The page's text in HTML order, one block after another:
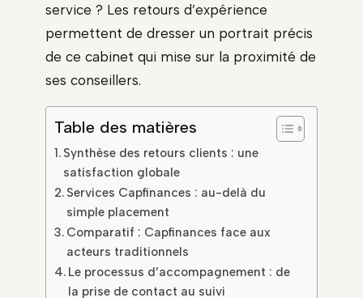
service ? Les retours d’expérience
permettent de dresser un portrait précis
de ce cabinet qui mise sur la proximité de
ses conseillers.
Table des matières
Synthèse des retours clients : une
satisfaction globale
Services Capfinances : au-delà du
simple placement
Comparatif : Capfinances face aux
acteurs traditionnels
Le processus d’accompagnement : de
la prise de contact au suivi